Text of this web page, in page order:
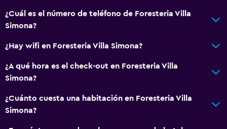
¿Cuál es el número de teléfono de Foresteria Villa
Simona?
¿Hay wifi en Foresteria Villa Simona?
¿A qué hora es el check-out en Foresteria Villa
Simona?
¿Cuánto cuesta una habitación en Foresteria Villa
Simona?